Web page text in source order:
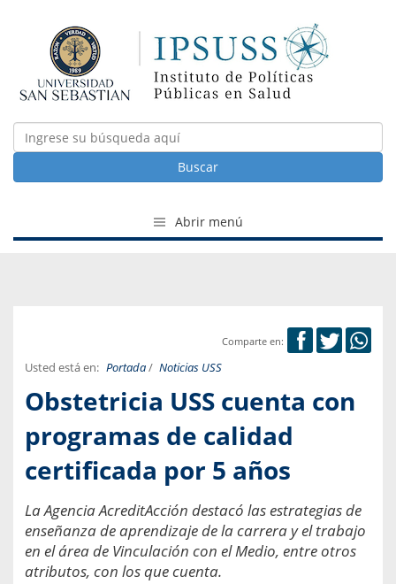
Buscar
Abrir menú
Comparte en:
Usted está en: Portada/ Noticias USS
Obstetricia USS cuenta con
programas de calidad
certificada por 5 años
La Agencia AcreditAcción destacó las estrategias de
enseñanza de aprendizaje de la carrera y el trabajo
en el área de Vinculación con el Medio, entre otros
atributos, con los que cuenta.